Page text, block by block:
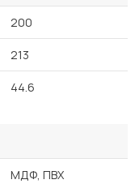
200
213
44.6
МДФ, ПВХ